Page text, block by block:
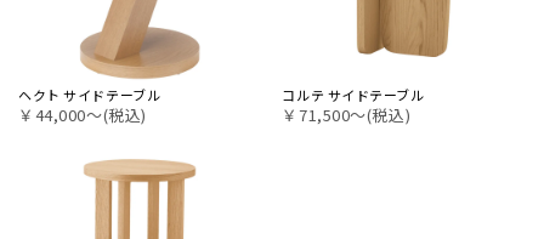
ヘクト サイドテーブル
￥44,000〜(税込)
コルテ サイドテーブル
￥71,500〜(税込)